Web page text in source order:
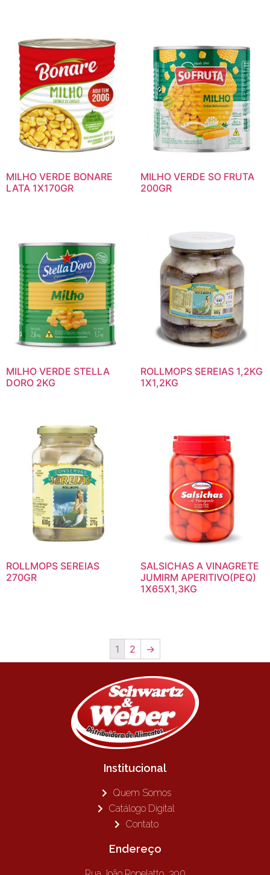
MILHO VERDE BONARE
LATA 1X170GR
MILHO VERDE SO FRUTA
200GR
MILHO VERDE STELLA
DORO 2KG
ROLLMOPS SEREIAS 1,2KG
1X1,2KG
ROLLMOPS SEREIAS
270GR
SALSICHAS A VINAGRETE
JUMIRM APERITIVO(PEQ)
1X65X1,3KG
1 2 →
Institucional
Quem Somos
Catálogo Digital
Contato
Endereço